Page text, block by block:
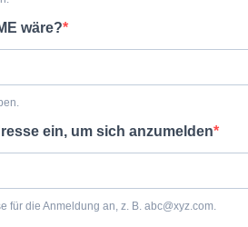
wäre?
ein, um sich anzumelden
für die Anmeldung an, z. B. abc@xyz.com.